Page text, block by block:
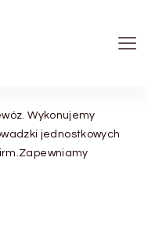
Wykonujemy
jednostkowych